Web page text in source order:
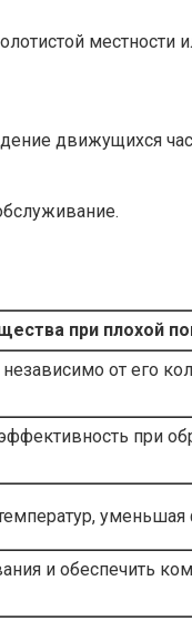
местности
движущихся
при плохой
от его
при
и обеспечить